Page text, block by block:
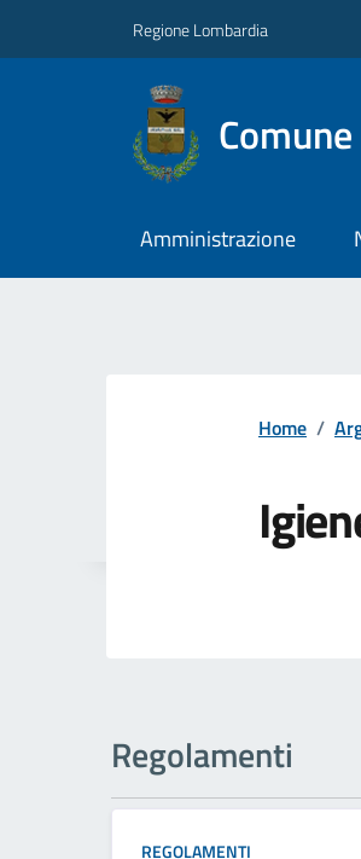
Regione Lombardia
Amministrazione
Home /
Regolamenti
REGOLAMENTI